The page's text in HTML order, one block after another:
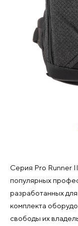
Серия Pro Runner
популярных
разработанных
комплекта
свободы их